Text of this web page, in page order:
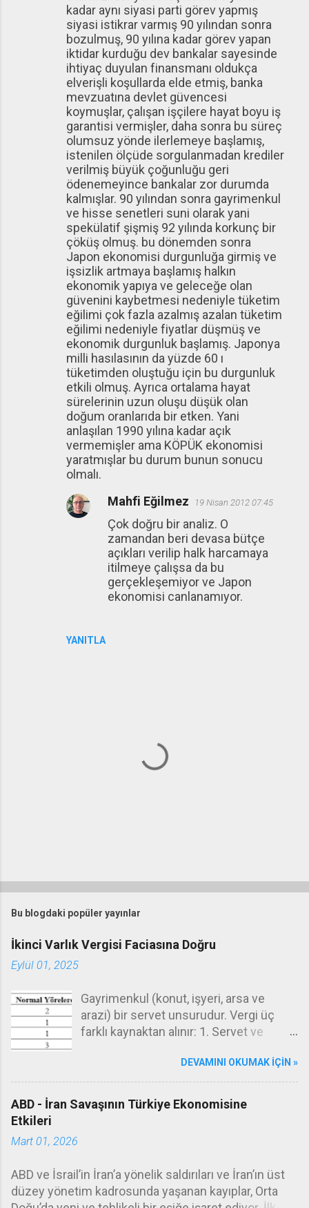
kadar aynı siyasi parti görev yapmış
siyasi istikrar varmış 90 yılından sonra
bozulmuş, 90 yılına kadar görev yapan
iktidar kurduğu dev bankalar sayesinde
ihtiyaç duyulan finansmanı oldukça
elverişli koşullarda elde etmiş, banka
mevzuatına devlet güvencesi
koymuşlar, çalışan işçilere hayat boyu iş
garantisi vermişler, daha sonra bu süreç
olumsuz yönde ilerlemeye başlamış,
istenilen ölçüde sorgulanmadan krediler
verilmiş büyük çoğunluğu geri
ödenemeyince bankalar zor durumda
kalmışlar. 90 yılından sonra gayrimenkul
ve hisse senetleri suni olarak yani
spekülatif şişmiş 92 yılında korkunç bir
çöküş olmuş. bu dönemden sonra
Japon ekonomisi durgunluğa girmiş ve
işsizlik artmaya başlamış halkın
ekonomik yapıya ve geleceğe olan
güvenini kaybetmesi nedeniyle tüketim
eğilimi çok fazla azalmış azalan tüketim
eğilimi nedeniyle fiyatlar düşmüş ve
ekonomik durgunluk başlamış. Japonya
milli hasılasının da yüzde 60 ı
tüketimden oluştuğu için bu durgunluk
etkili olmuş. Ayrıca ortalama hayat
sürelerinin uzun oluşu düşük olan
doğum oranlarıda bir etken. Yani
anlaşılan 1990 yılına kadar açık
vermemişler ama KÖPÜK ekonomisi
yaratmışlar bu durum bunun sonucu
olmalı.
YANITLA
Mahfi Eğilmez 19 Nisan 2012 07:45
Çok doğru bir analiz. O
zamandan beri devasa bütçe
açıkları verilip halk harcamaya
itilmeye çalışsa da bu
gerçekleşemiyor ve Japon
ekonomisi canlanamıyor.
Y
o
r
G
ö
d
r
Bu blogdaki popüler yayınlar
İkinci Varlık Vergisi Faciasına Doğru
Eylül 01, 2025
Gayrimenkul (konut, işyeri, arsa ve
arazi) bir servet unsurudur. Vergi üç
farklı kaynaktan alınır: 1. Servet ve
değerli konut vergisi, veraset ve intikal
vergisi), 2. Gelir (gelir vergisi, kurumlar
vergisi), 3. İşlem (KDV, ÖTV, damga
vergisi, harçlar.) Emlak vergisi servet
yıl belirli oranda bir emlak vergisi
öderler. Emlak vergisi belediye gelirleri
DEVAMINI OKUMAK IÇIN »
ABD - İran Savaşının Türkiye Ekonomisine
Etkileri
Mart 01, 2026
ABD ve İsrail’in İran’a yönelik saldırıları ve İran’ın üst
düzey yönetim kadrosunda yaşanan kayıplar, Orta